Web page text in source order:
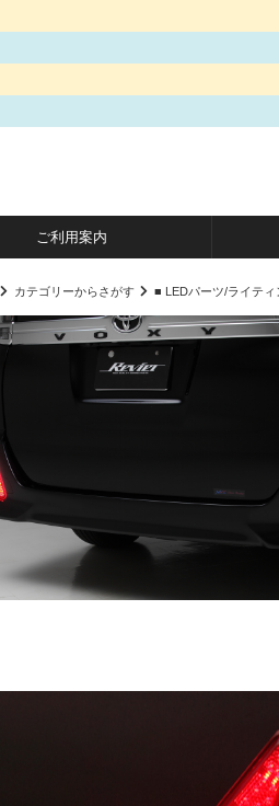
ご利用案内
カテゴリーからさがす ■ LEDパーツ/ライティ